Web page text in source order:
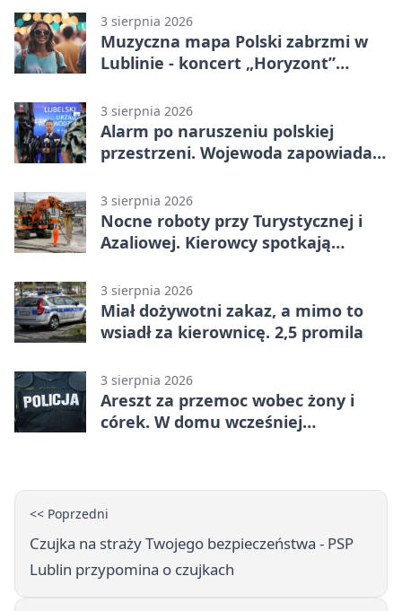
3 sierpnia 2026
Muzyczna mapa Polski zabrzmi w
Lublinie - koncert „Horyzont”
3 sierpnia 2026
Alarm po naruszeniu polskiej
przestrzeni. Wojewoda zapowiada
3 sierpnia 2026
Nocne roboty przy Turystycznej i
Azaliowej. Kierowcy spotkają
3 sierpnia 2026
Miał dożywotni zakaz, a mimo to
wsiadł za kierownicę. 2,5 promila
3 sierpnia 2026
Areszt za przemoc wobec żony i
córek. W domu wcześniej
<< Poprzedni
Czujka na straży Twojego bezpieczeństwa - PSP
Lublin przypomina o czujkach